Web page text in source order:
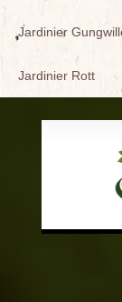
Jardinier
Jardinier Rott